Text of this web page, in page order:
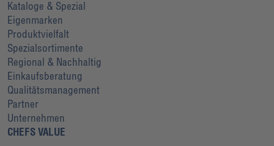
Kataloge & Spezial
Eigenmarken
Produktvielfalt
Spezialsortimente
Regional & Nachhaltig
Einkaufsberatung
Qualitätsmanagement
Partner
Unternehmen
CHEFS VALUE